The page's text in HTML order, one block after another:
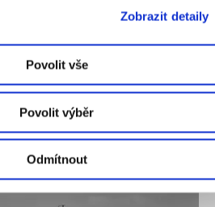
Zobrazit detaily
Povolit vše
Povolit výběr
Odmítnout